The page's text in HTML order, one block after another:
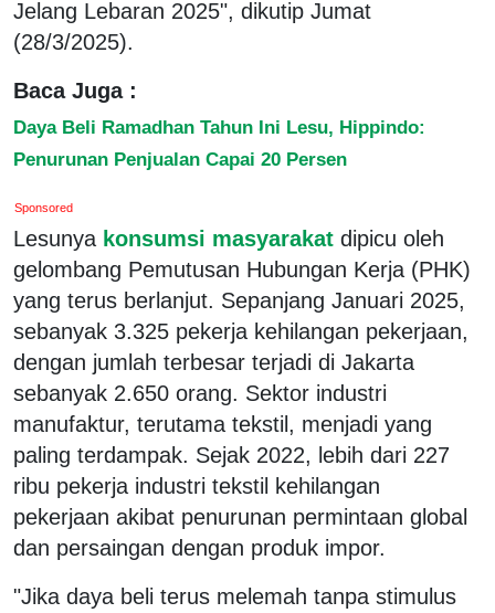
Jelang Lebaran 2025", dikutip Jumat
(28/3/2025).
Baca Juga :
Daya Beli Ramadhan Tahun Ini Lesu, Hippindo:
Penurunan Penjualan Capai 20 Persen
Sponsored
Lesunya konsumsi masyarakat dipicu oleh
gelombang Pemutusan Hubungan Kerja (PHK)
yang terus berlanjut. Sepanjang Januari 2025,
sebanyak 3.325 pekerja kehilangan pekerjaan,
dengan jumlah terbesar terjadi di Jakarta
sebanyak 2.650 orang. Sektor industri
manufaktur, terutama tekstil, menjadi yang
paling terdampak. Sejak 2022, lebih dari 227
ribu pekerja industri tekstil kehilangan
pekerjaan akibat penurunan permintaan global
dan persaingan dengan produk impor.
"Jika daya beli terus melemah tanpa stimulus